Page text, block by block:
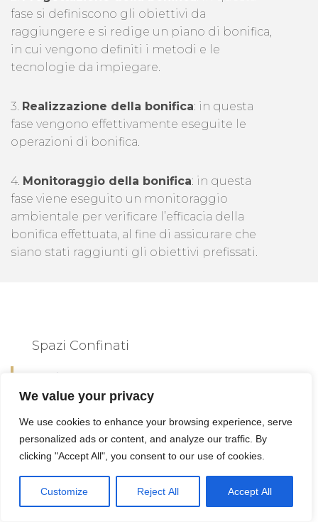
We value your privacy
We use cookies to enhance your browsing experience, serve
personalized ads or content, and analyze our traffic. By
clicking "Accept All", you consent to our use of cookies.
Customize Reject All Accept All
fase si definiscono gli obiettivi da
raggiungere e si redige un piano di bonifica,
in cui vengono definiti i metodi e le
tecnologie da impiegare.
3. Realizzazione della bonifica: in questa
fase vengono effettivamente eseguite le
operazioni di bonifica.
4. Monitoraggio della bonifica: in questa
fase viene eseguito un monitoraggio
ambientale per verificare l’efficacia della
bonifica effettuata, al fine di assicurare che
siano stati raggiunti gli obiettivi prefissati.
Spazi Confinati
Chi Esegue
L'analisi Del Suolo
Furore
analisi del suolo a Furorequesto è utile